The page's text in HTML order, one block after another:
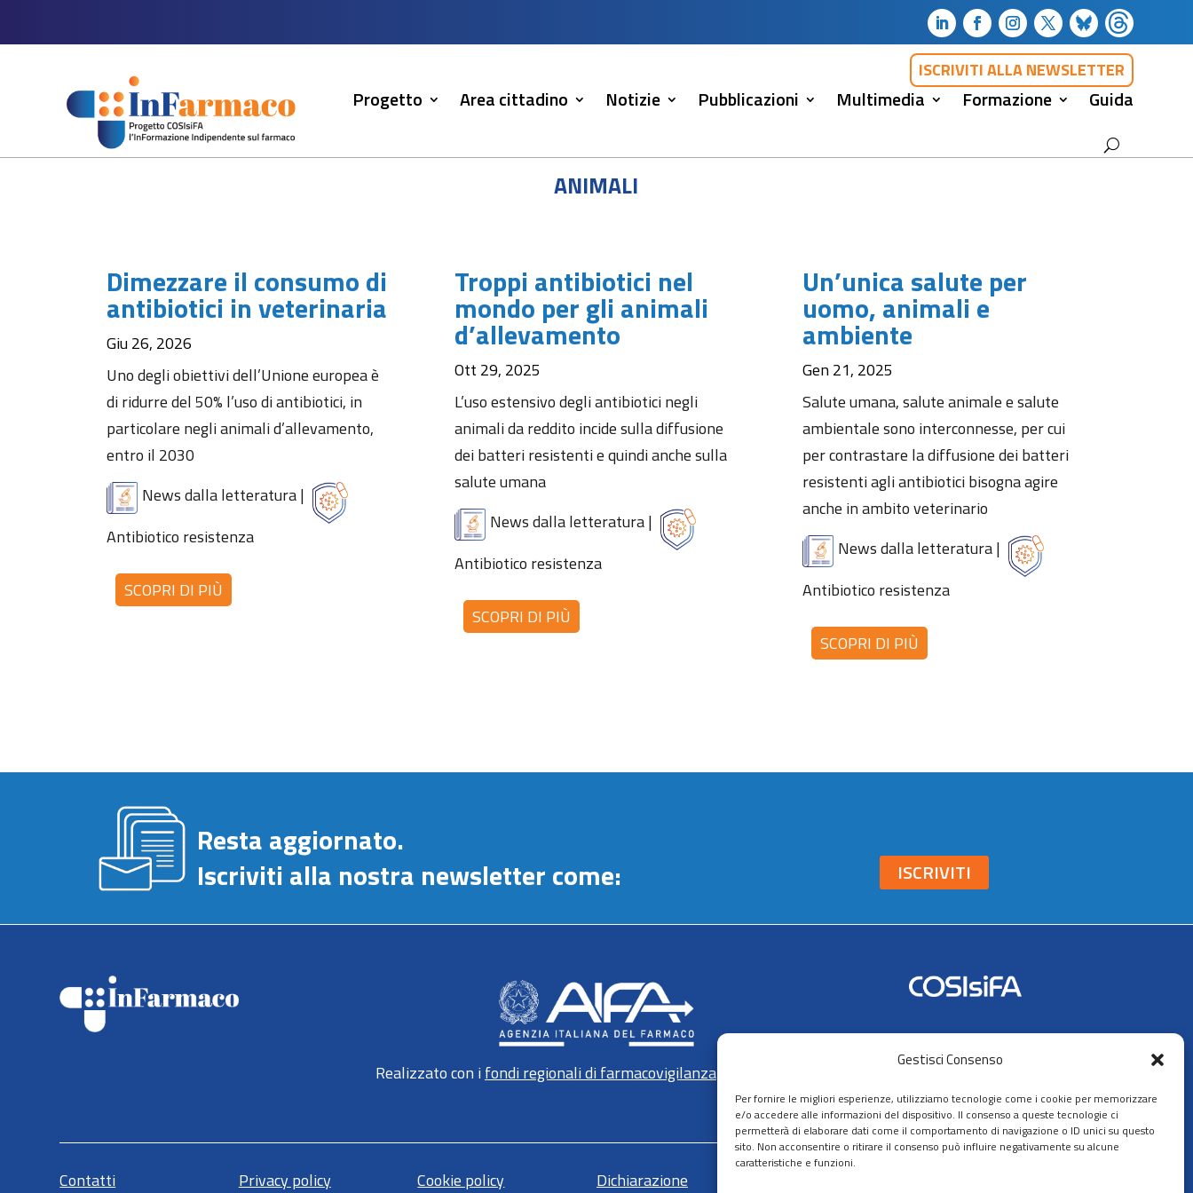
Gestisci Consenso
Per fornire le migliori esperienze, utilizziamo tecnologie come i cookie per memorizzare
e/o accedere alle informazioni del dispositivo. Il consenso a queste tecnologie ci
permetterà di elaborare dati come il comportamento di navigazione o ID unici su questo
sito. Non acconsentire o ritirare il consenso può influire negativamente su alcune
caratteristiche e funzioni.
ISCRIVITI ALLA NEWSLETTER
Progetto Area cittadino Notizie Pubblicazioni Multimedia Formazione Guida
animali
Dimezzare il consumo di
antibiotici in veterinaria
Giu 26, 2026
Uno degli obiettivi dell’Unione europea è
di ridurre del 50% l’uso di antibiotici, in
particolare negli animali d’allevamento,
entro il 2030
News dalla letteratura|
Antibiotico resistenza
SCOPRI DI PIÙ
Troppi antibiotici nel
mondo per gli animali
d’allevamento
Ott 29, 2025
L’uso estensivo degli antibiotici negli
animali da reddito incide sulla diffusione
dei batteri resistenti e quindi anche sulla
salute umana
News dalla letteratura|
Antibiotico resistenza
SCOPRI DI PIÙ
Un’unica salute per
uomo, animali e
ambiente
Gen 21, 2025
Salute umana, salute animale e salute
ambientale sono interconnesse, per cui
per contrastare la diffusione dei batteri
resistenti agli antibiotici bisogna agire
anche in ambito veterinario
News dalla letteratura|
Antibiotico resistenza
SCOPRI DI PIÙ
Resta aggiornato.
Iscriviti alla nostra newsletter come:
ISCRIVITI
Realizzato con ifondi regionali di farmacovigilanzagestiti da AIFA
Seguici su:
Contatti Privacy policy Cookie policy Dichiarazione